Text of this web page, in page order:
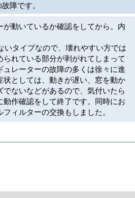
障です。
が動いているか確認をしてから。内
いタイプなので、壊れやすい方では
れている部分が剥がれてしまって
ュレーターの故障の多くは徐々に進
状としては、動きが遅い、窓を動か
ないなどがあるので、気付いたら
動作確認をして終了です。同時にお
ィルターの交換もしました。